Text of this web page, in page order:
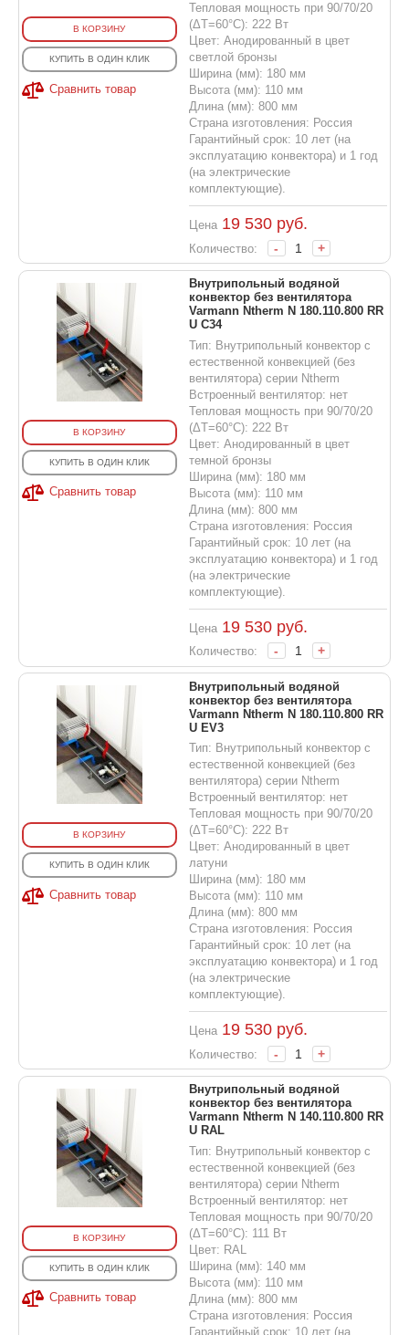
В КОРЗИНУ
КУПИТЬ В ОДИН КЛИК
Сравнить товар
Тепловая мощность при 90/70/20
(ΔT=60°C): 222 Вт
Цвет: Анодированный в цвет
светлой бронзы
Ширина (мм): 180 мм
Высота (мм): 110 мм
Длина (мм): 800 мм
Страна изготовления: Россия
Гарантийный срок: 10 лет (на
эксплуатацию конвектора) и 1 год
(на электрические
комплектующие).
Цена 19 530руб.
Количество: - +
В КОРЗИНУ
КУПИТЬ В ОДИН КЛИК
Сравнить товар
Внутрипольный водяной
конвектор без вентилятора
Varmann Ntherm N 180.110.800 RR
U C34
Тип: Внутрипольный конвектор с
естественной конвекцией (без
вентилятора) серии Ntherm
Встроенный вентилятор: нет
Тепловая мощность при 90/70/20
(ΔT=60°C): 222 Вт
Цвет: Анодированный в цвет
темной бронзы
Ширина (мм): 180 мм
Высота (мм): 110 мм
Длина (мм): 800 мм
Страна изготовления: Россия
Гарантийный срок: 10 лет (на
эксплуатацию конвектора) и 1 год
(на электрические
комплектующие).
Цена 19 530руб.
Количество: - +
В КОРЗИНУ
КУПИТЬ В ОДИН КЛИК
Сравнить товар
Внутрипольный водяной
конвектор без вентилятора
Varmann Ntherm N 180.110.800 RR
U EV3
Тип: Внутрипольный конвектор с
естественной конвекцией (без
вентилятора) серии Ntherm
Встроенный вентилятор: нет
Тепловая мощность при 90/70/20
(ΔT=60°C): 222 Вт
Цвет: Анодированный в цвет
латуни
Ширина (мм): 180 мм
Высота (мм): 110 мм
Длина (мм): 800 мм
Страна изготовления: Россия
Гарантийный срок: 10 лет (на
эксплуатацию конвектора) и 1 год
(на электрические
комплектующие).
Цена 19 530руб.
Количество: - +
В КОРЗИНУ
КУПИТЬ В ОДИН КЛИК
Сравнить товар
Внутрипольный водяной
конвектор без вентилятора
Varmann Ntherm N 140.110.800 RR
U RAL
Тип: Внутрипольный конвектор с
естественной конвекцией (без
вентилятора) серии Ntherm
Встроенный вентилятор: нет
Тепловая мощность при 90/70/20
(ΔT=60°C): 111 Вт
Цвет: RAL
Ширина (мм): 140 мм
Высота (мм): 110 мм
Длина (мм): 800 мм
Страна изготовления: Россия
Гарантийный срок: 10 лет (на